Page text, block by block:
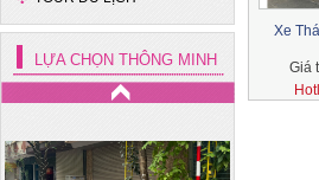
LỰA CHỌN THÔNG MINH
Xe
Giá